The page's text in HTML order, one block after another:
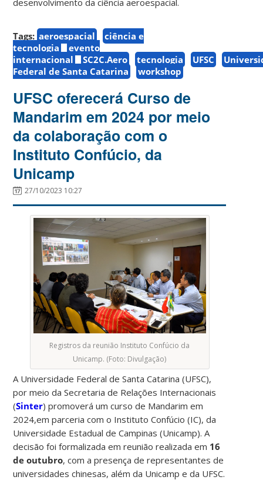
Tags: aeroespacial
ciência e
tecnologia
evento
internacional
SC2C.Aero tecnologia UFSC
Federal de Santa Catarina
workshop
UFSC oferecerá Curso de
Mandarim em 2024 por meio
da colaboração com o
Instituto Confúcio, da
Unicamp
27/10/2023 10:27
Registros da reunião Instituto Confúcio da
Unicamp. (Foto: Divulgação)
A Universidade Federal de Santa Catarina (UFSC),
por meio da Secretaria de Relações Internacionais
(Sinter) promoverá um curso de Mandarim em
2024,em parceria com o Instituto Confúcio (IC), da
Universidade Estadual de Campinas (Unicamp). A
decisão foi formalizada em reunião realizada em 16
de outubro, com a presença de representantes de
universidades chinesas, além da Unicamp e da UFSC.